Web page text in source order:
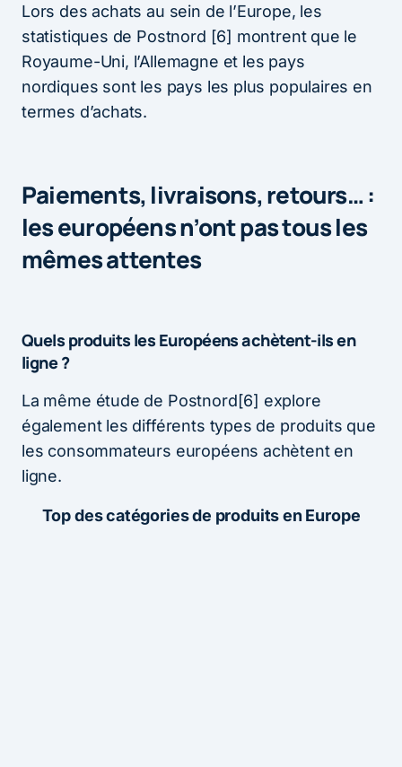
Lors des achats au sein de l’Europe, les
statistiques de Postnord [6] montrent que le
Royaume-Uni, l’Allemagne et les pays
nordiques sont les pays les plus populaires en
termes d’achats.
Paiements, livraisons, retours… :
les européens n’ont pas tous les
mêmes attentes
Quels produits les Européens achètent-ils en
ligne ?
La même étude de Postnord[6] explore
également les différents types de produits que
les consommateurs européens achètent en
ligne.
Top des catégories de produits en Europe